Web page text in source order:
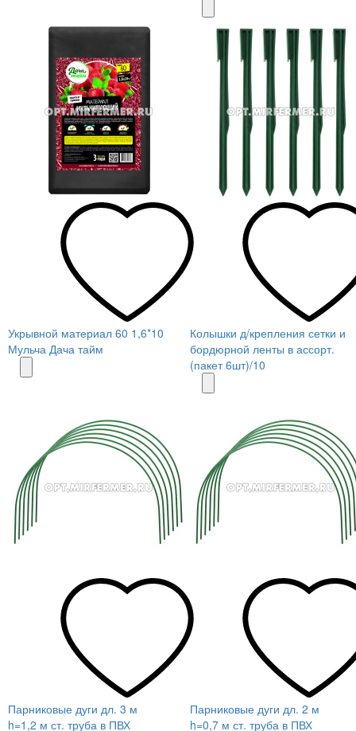
Укрывной материал 60 1,6*10
Мульча Дача тайм
Колышки д/крепления сетки и
бордюрной ленты в ассорт.
(пакет 6шт)/10
Парниковые дуги дл. 3 м
h=1,2 м ст. труба в ПВХ
Парниковые дуги дл. 2 м
h=0,7 м ст. труба в ПВХ